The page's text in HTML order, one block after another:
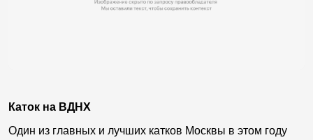
Каток на ВДНХ
Один из главных и лучших катков Москвы в этом году